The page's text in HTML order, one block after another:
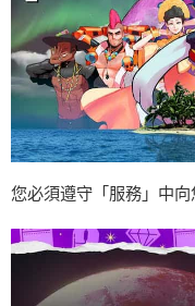
您必須遵守「服務」中向